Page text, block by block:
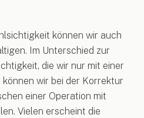
können wir auch
Im Unterschied zur
die wir nur mit einer
wir bei der Korrektur
einer Operation mit
Vielen erscheint die